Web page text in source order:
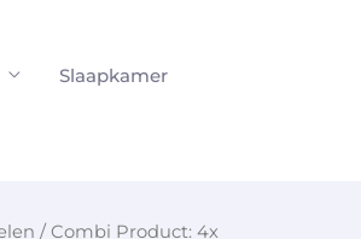
Slaapkamer
/ Combi Product: 4x